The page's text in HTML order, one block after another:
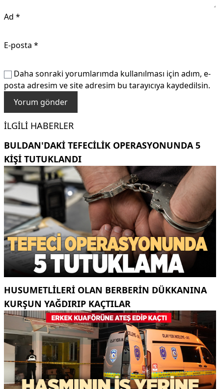
Ad *
E-posta *
Daha sonraki yorumlarımda kullanılması için adım, e-
posta adresim ve site adresim bu tarayıcıya kaydedilsin.
İLGILI HABERLER
BULDAN'DAKI TEFECILIK OPERASYONUNDA 5
KIŞI TUTUKLANDI
HUSUMETLILERI OLAN BERBERIN DÜKKANINA
KURŞUN YAĞDIRIP KAÇTILAR